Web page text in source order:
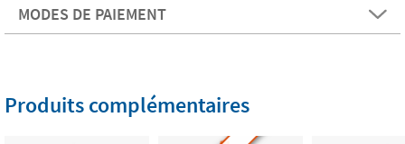
MODES DE PAIEMENT
Produits complémentaires